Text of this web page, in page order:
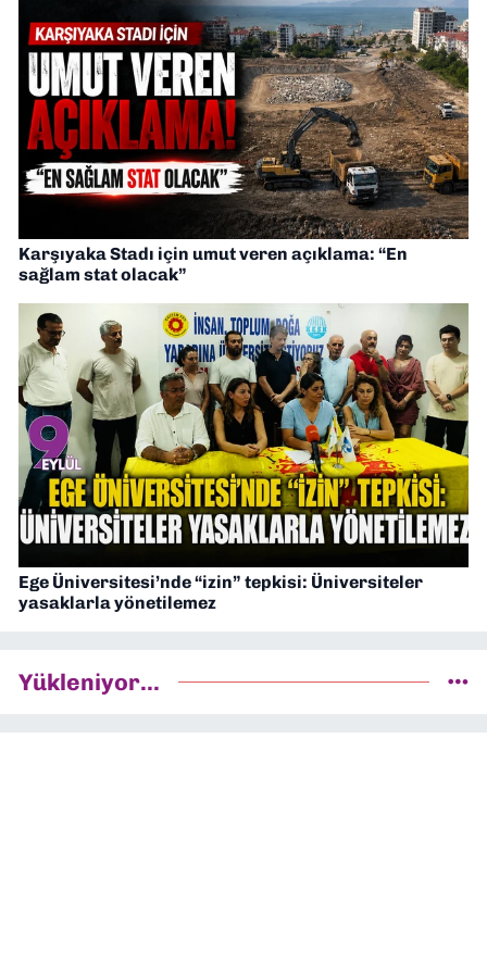
Karşıyaka Stadı için umut veren açıklama: “En
sağlam stat olacak”
Ege Üniversitesi’nde “izin” tepkisi: Üniversiteler
yasaklarla yönetilemez
Yükleniyor...